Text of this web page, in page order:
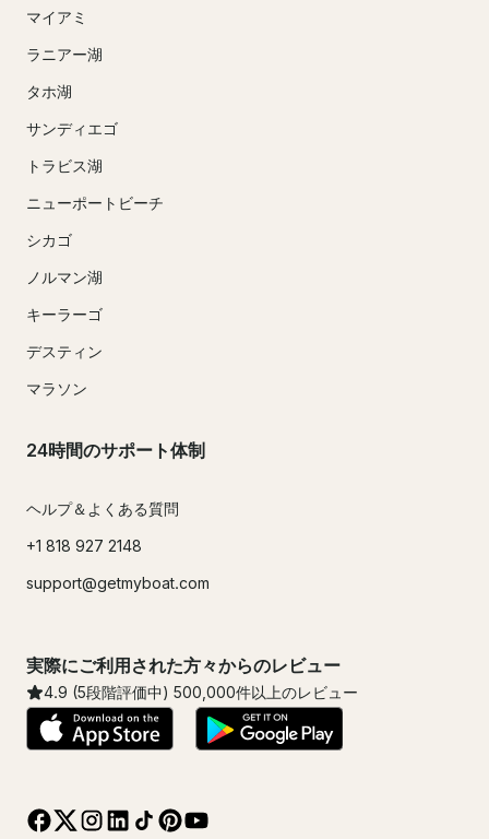
マイアミ
ラニアー湖
タホ湖
サンディエゴ
トラビス湖
ニューポートビーチ
シカゴ
ノルマン湖
キーラーゴ
デスティン
マラソン
24時間のサポート体制
ヘルプ＆よくある質問
+1 818 927 2148
support@getmyboat.com
実際にご利用された方々からのレビュー
4.9 (5段階評価中) 500,000件以上のレビュー